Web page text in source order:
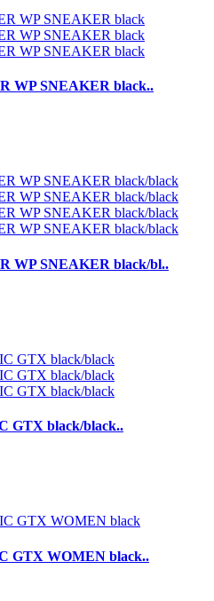
SNEAKER black..
SNEAKER black/bl..
black/black..
WOMEN black..